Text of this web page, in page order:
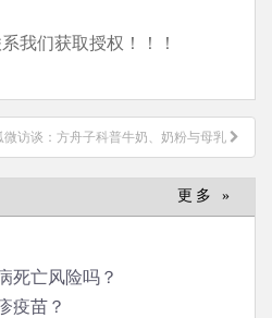
我们获取授权！！！
微访谈：方舟子科普牛奶、奶粉与母乳
更多 »
死亡风险吗？
疫苗？